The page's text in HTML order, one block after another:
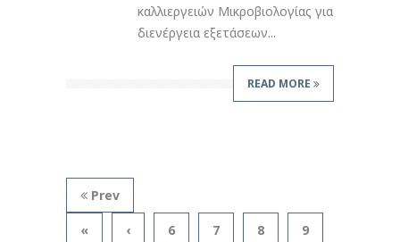
καλλιεργειών Μικροβιολογίας για
διενέργεια εξετάσεων...
READ MORE
Prev
« ‹ 6 7 8 9